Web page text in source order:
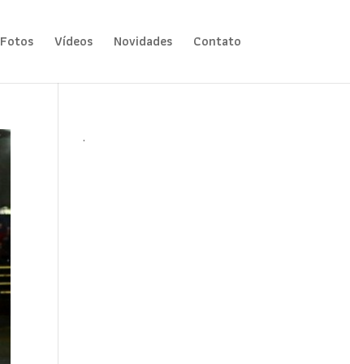
Fotos Vídeos Novidades Contato
.